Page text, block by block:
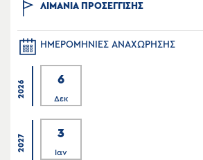
ΛΙΜΑΝΙΑ ΠΡΟΣΕΓΓΙΣΗΣ
ΗΜΕΡΟΜΗΝΙΕΣ ΑΝΑΧΩΡΗΣΗΣ
2026
6
Δεκ
2027
3
Ιαν